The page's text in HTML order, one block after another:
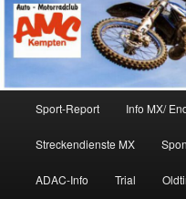
Sport-Report Info MX/
Streckendienste MX
ADAC-Info Trial